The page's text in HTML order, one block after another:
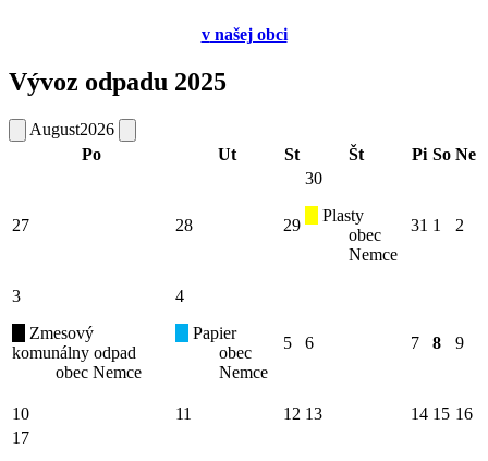
vnašej obci
Vývoz odpadu 2025
August2026
Po
Ut St Št Pi So Ne
27 28 29
30
Plasty
obec
Nemce
31 1 2
3
Zmesový
komunálny odpad
obec Nemce
4
Papier
obec
Nemce
5 6 7 8 9
10 11 12 13 14 15 16
17